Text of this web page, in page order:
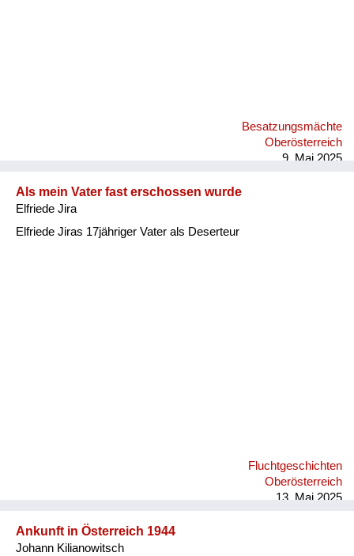
Besatzungsmächte
Oberösterreich
9. Mai 2025
Als mein Vater fast erschossen wurde
Elfriede Jira
Elfriede Jiras 17jähriger Vater als Deserteur
Fluchtgeschichten
Oberösterreich
13. Mai 2025
Ankunft in Österreich 1944
Johann Kilianowitsch